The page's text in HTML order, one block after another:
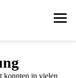
konnten in vielen